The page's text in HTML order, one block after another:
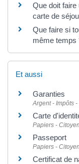
Que doit faire
carte de
Que faire si
même temps
Et aussi
Garanties
Argent - Impôts
Carte
Papiers -
Passeport
Papiers -
Certificat de